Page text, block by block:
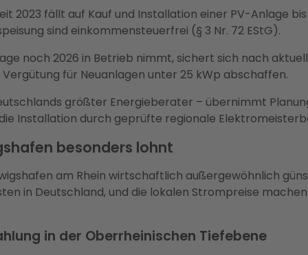
2023 fällt auf Kauf und Installation einer PV-Anlage
sind einkommensteuerfrei (§ 3 Nr. 72 EStG).
noch 2026 in Betrieb nimmt, sichert sich nach
für Neuanlagen unter 25 kWp abschaffen.
größter Energieberater – übernimmt
Installation durch geprüfte regionale
besonders lohnt
am Rhein wirtschaftlich außergewöhnlich
in Deutschland, und die lokalen Strompreise
in der Oberrheinischen Tiefebene